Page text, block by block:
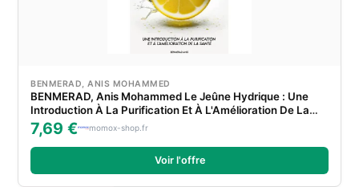
BENMERAD, ANIS MOHAMMED
BENMERAD, Anis Mohammed Le Jeûne Hydrique : Une
Introduction À La Purification Et À L'Amélioration De La
Santé: Comprendre Les Avantages Et Les Risques Du
Jeûne Hydrique : Une Approche Complète Et Accessible
7,69 € momox-shop.fr
Voir l'offre